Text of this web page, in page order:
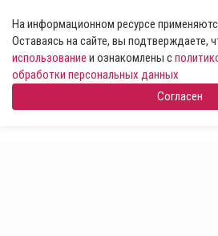
На информационном ресурсе
Оставаясь на сайте, вы подтверждаете,
использование и ознакомлены с
обработки персональных данных
Согласен